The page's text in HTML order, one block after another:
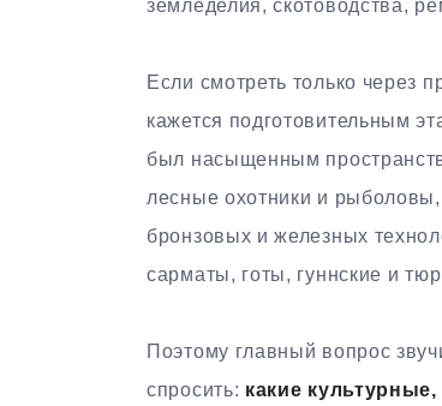
земледелия, скотоводства,
Если смотреть только через
кажется подготовительным
был насыщенным
лесные охотники и
бронзовых и железных
сарматы, готы, гуннские и
Поэтому главный вопрос
спросить: какие